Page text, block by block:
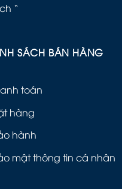
“
SÁCH BÁN HÀNG
toán
hàng
hành
mật thông tin cá nhân